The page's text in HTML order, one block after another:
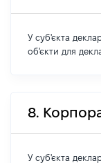
У суб'єкта
об'єкти для
8.
У суб'єкта